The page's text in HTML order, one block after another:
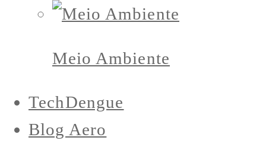
Meio Ambiente
TechDengue
Blog Aero